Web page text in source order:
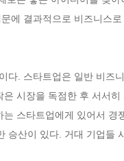
에 결과적으로 비즈니스
다. 스타트업은 일반 비즈
시장을 독점한 후 서서
스타트업에게 있어서
승산이 있다. 거대 기업들